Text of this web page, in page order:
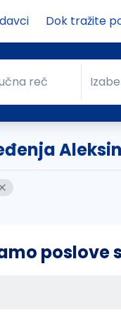
Dok tražite
rečreč Grad
poslove